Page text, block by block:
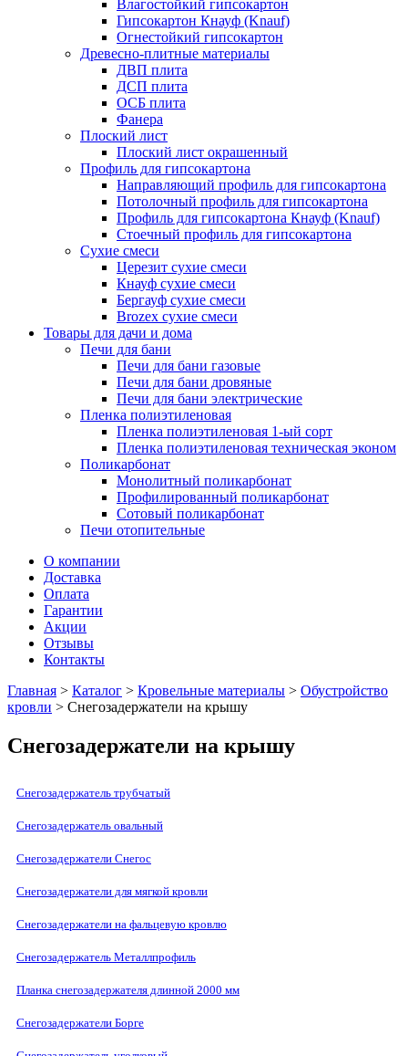
Влагостойкий гипсокартон
Гипсокартон Кнауф (Knauf)
Огнестойкий гипсокартон
Древесно-плитные материалы
ДВП плита
ДСП плита
ОСБ плита
Фанера
Плоский лист
Плоский лист окрашенный
Профиль для гипсокартона
Направляющий профиль для гипсокартона
Потолочный профиль для гипсокартона
Профиль для гипсокартона Кнауф (Knauf)
Стоечный профиль для гипсокартона
Сухие смеси
Церезит сухие смеси
Кнауф сухие смеси
Бергауф сухие смеси
Brozex сухие смеси
Товары для дачи и дома
Печи для бани
Печи для бани газовые
Печи для бани дровяные
Печи для бани электрические
Пленка полиэтиленовая
Пленка полиэтиленовая 1-ый сорт
Пленка полиэтиленовая техническая эконом
Поликарбонат
Монолитный поликарбонат
Профилированный поликарбонат
Сотовый поликарбонат
Печи отопительные
О компании
Доставка
Оплата
Гарантии
Акции
Отзывы
Контакты
Главная > Каталог > Кровельные материалы > Обустройство
кровли > Снегозадержатели на крышу
Cнегозадержатели на крышу
Снегозадержатель трубчатый
Снегозадержатель овальный
Снегозадержатели Снегос
Снегозадержатели для мягкой кровли
Снегозадержатели на фальцевую кровлю
Снегозадержатель Металлпрофиль
Планка снегозадержателя длинной 2000 мм
Снегозадержатели Борге